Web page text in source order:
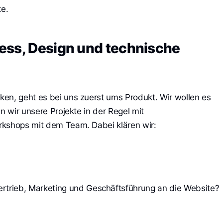
Design und technische
geht es bei uns zuerst ums Produkt. Wir wollen es
wir unsere Projekte in der Regel mit
mit dem Team. Dabei klären wir:
Marketing und Geschäftsführung an die Website?